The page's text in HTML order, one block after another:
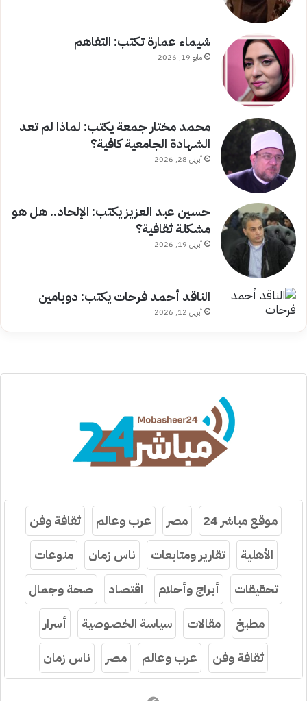
شيماء عمارة تكتب: التفاهم
مايو 19, 2026
محمد مختار جمعة يكتب: لماذا لم تعد
الشهادة الجامعية كافية؟
أبريل 28, 2026
حسين عبد العزيز يكتب: الإلحاد.. هل هو
مشكلة ثقافية؟
أبريل 19, 2026
الناقد أحمد فرحات يكتب: دوبامين
أبريل 12, 2026
موقع مباشر 24 مصر عرب وعالم
ثقافة وفن
الأهلية
تقارير ومتابعات ناس زمان
منوعات
تحقيقات
أبراج وأحلام اقتصاد
صحة وجمال
مطبخ
مقالات سياسة الخصوصية
أسرار
ثقافة وفن
عرب وعالم مصر ناس زمان